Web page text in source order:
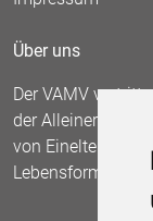
Über uns
Der VAMV vertritt
der
von
Lebensform.